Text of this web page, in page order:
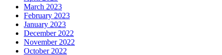
March 2023
February 2023
January 2023
December 2022
November 2022
October 2022